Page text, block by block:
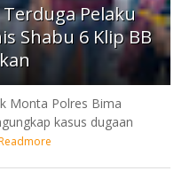
Pelaku
Shabu 6 Klip BB
Monta Polres Bima
kasus dugaan